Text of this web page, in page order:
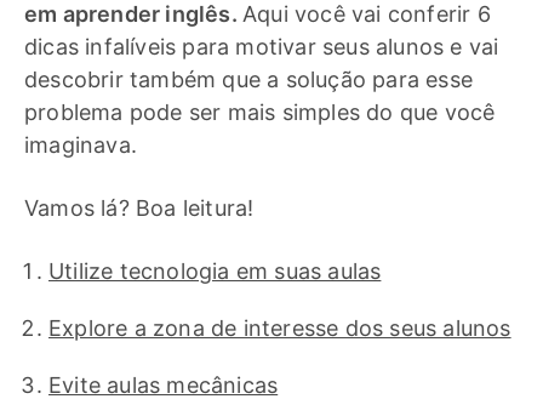
em aprender inglês. Aqui você vai conferir 6
dicas infalíveis para motivar seus alunos e vai
descobrir também que a solução para esse
problema pode ser mais simples do que você
imaginava.
Vamos lá? Boa leitura!
Utilize tecnologia em suas aulas
Explore a zona de interesse dos seus alunos
Evite aulas mecânicas